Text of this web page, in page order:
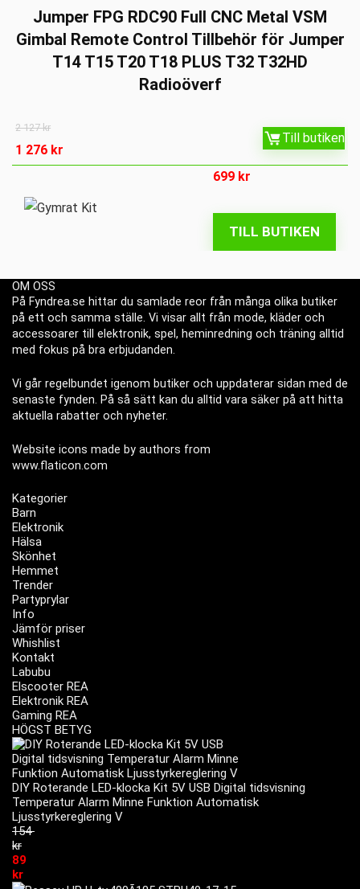
Jumper FPG RDC90 Full CNC Metal VSM
Gimbal Remote Control Tillbehör för Jumper
T14 T15 T20 T18 PLUS T32 T32HD
Radioöverf
2 127kr
1 276 kr
Till butiken
699 kr
TILL BUTIKEN
OM OSS
På Fyndrea.se hittar du samlade reor från många olika butiker
på ett och samma ställe. Vi visar allt från mode, kläder och
accessoarer till elektronik, spel, heminredning och träning alltid
med fokus på bra erbjudanden.
Vi går regelbundet igenom butiker och uppdaterar sidan med de
senaste fynden. På så sätt kan du alltid vara säker på att hitta
aktuella rabatter och nyheter.
Website icons made by authors from
www.flaticon.com
Kategorier
Barn
Elektronik
Hälsa
Skönhet
Hemmet
Trender
Partyprylar
Info
Jämför priser
Whishlist
Kontakt
Labubu
Elscooter REA
Elektronik REA
Gaming REA
HÖGST BETYG
DIY Roterande LED-klocka Kit 5V USB Digital tidsvisning
Temperatur Alarm Minne Funktion Automatisk
Ljusstyrkereglering V
154
kr
89
kr